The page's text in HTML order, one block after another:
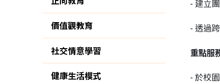
價值觀教育
社交情意學習
健康生活模式
- 建立
- 透過
重點服
- 於校